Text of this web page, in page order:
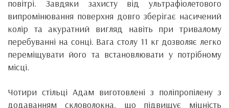
повітрі. Завдяки захисту від ультрафіолетового
випромінювання поверхня довго зберігає насичений
колір та акуратний вигляд навіть при тривалому
перебуванні на сонці. Вага столу 11 кг дозволяє легко
переміщувати його та встановлювати у потрібному
місці.
Чотири стільці Адам виготовлені з поліпропілену з
додаванням скловолокна, що підвищує міцність